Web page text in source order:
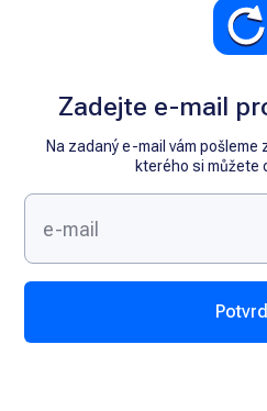
Zadejte e-mail
Na zadaný e-mail vám
kterého si můžete